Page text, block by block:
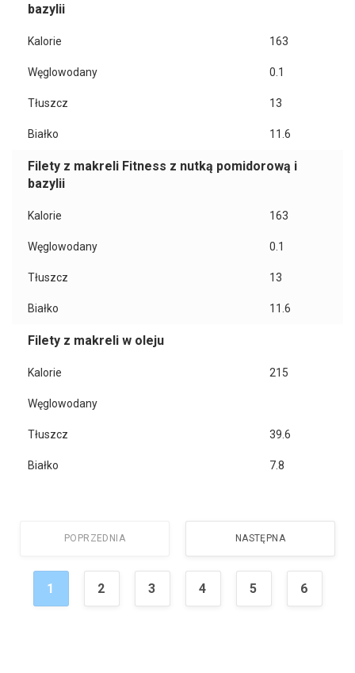
bazylii
Kalorie 163
Węglowodany 0.1
Tłuszcz 13
Białko 11.6
Filety z makreli Fitness z nutką pomidorową i
bazylii
Kalorie 163
Węglowodany 0.1
Tłuszcz 13
Białko 11.6
Filety z makreli w oleju
Kalorie 215
Węglowodany
Tłuszcz 39.6
Białko 7.8
POPRZEDNIA NASTĘPNA
1 2 3 4 5 6